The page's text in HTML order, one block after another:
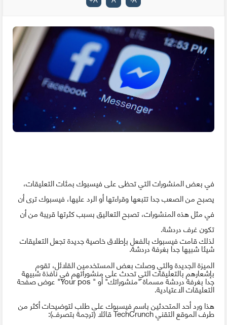
في بعض المنشورات التي تحظى على فيسبوك بمئات التعليقات،
يصبح من الصعب جدا تتبعها وقراءتها أو الرد عليها، فيسبوك ترى أن
في مثل هذه المنشورات، تصبح التعاليق بسبب كثرتها قريبة من أن
تكون غرف دردشة.
لذلك قامت فيسبوك بالفعل بإطلاق خاصية جديدة تجعل التعليقات
شيئا شبيها جدا بغرفة دردشة.
الميزة الجديدة والتي وصلت بعض المستخدمين القلائل، تقوم
بإشعارهم بالتعليقات التي تحدث على منشوراتهم في نافذة شبيهة
جدا بغرفة دردشة مسماة "منشوراتك" أو "Your pos" عوض صفحة
التعليقات الاعتيادية.
هذا ورد أحد المتحدثين باسم فيسبوك على طلب لتوضيحات أكثر من
طرف الموقع التقنيTechCrunchقائلا (ترجمة بتصرف):